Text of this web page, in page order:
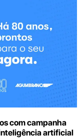
com campanha
artificial